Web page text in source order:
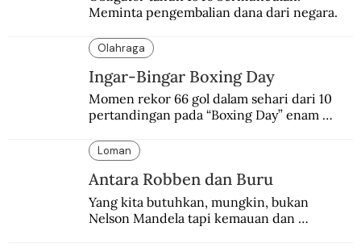
Meminta pengembalian dana dari negara.
Olahraga
Ingar-Bingar Boxing Day
Momen rekor 66 gol dalam sehari dari 10
pertandingan pada “Boxing Day” enam
Manchester United 6-1.
Loman
Antara Robben dan Buru
Yang kita butuhkan, mungkin, bukan
Nelson Mandela tapi kemauan dan